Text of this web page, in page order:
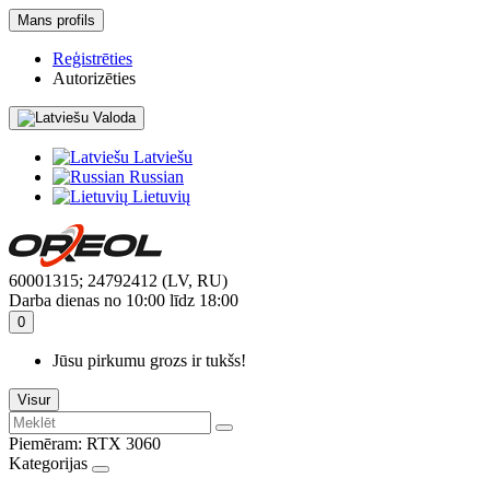
Mans profils
Reģistrēties
Autorizēties
Valoda
Latviešu
Russian
Lietuvių
60001315; 24792412 (LV, RU)
Darba dienas no 10:00 līdz 18:00
0
Jūsu pirkumu grozs ir tukšs!
Visur
Piemēram: RTX 3060
Kategorijas